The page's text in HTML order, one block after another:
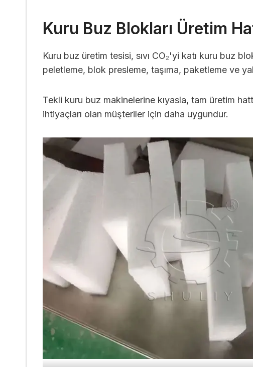
Kuru Buz Blokları Üretim
Kuru buz üretim tesisi, sıvı CO₂'yi katı kuru buz
peletleme, blok presleme, taşıma, paketleme ve
Tekli kuru buz makinelerine kıyasla, tam üretim
ihtiyaçları olan müşteriler için daha uygundur.